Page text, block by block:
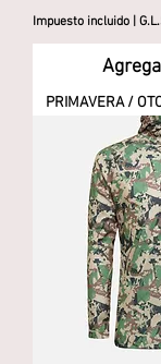
Impuesto incluido